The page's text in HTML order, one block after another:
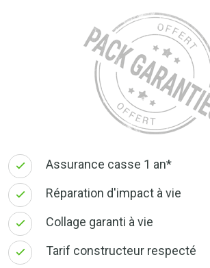
Assurance casse 1 an*
Réparation d'impact à vie
Collage garanti à vie
Tarif constructeur respecté